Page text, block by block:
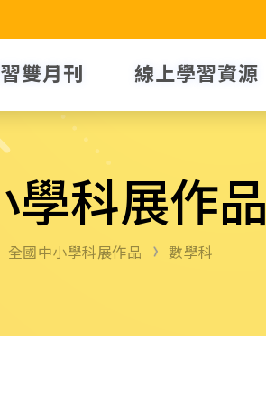
雙月刊 線上學習資源
學科展作
全國中小學科展作品 數學科